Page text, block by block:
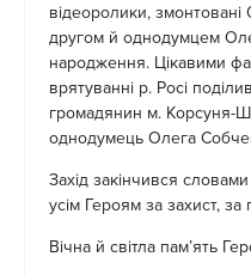
відеоролики,
другом й однодумцем
народження. Цікавими
врятуванні р. Росі
громадянин м. Корсуня-
однодумець Олега
Захід закінчився
усім Героям за захист,
Вічна й світла пам’ять